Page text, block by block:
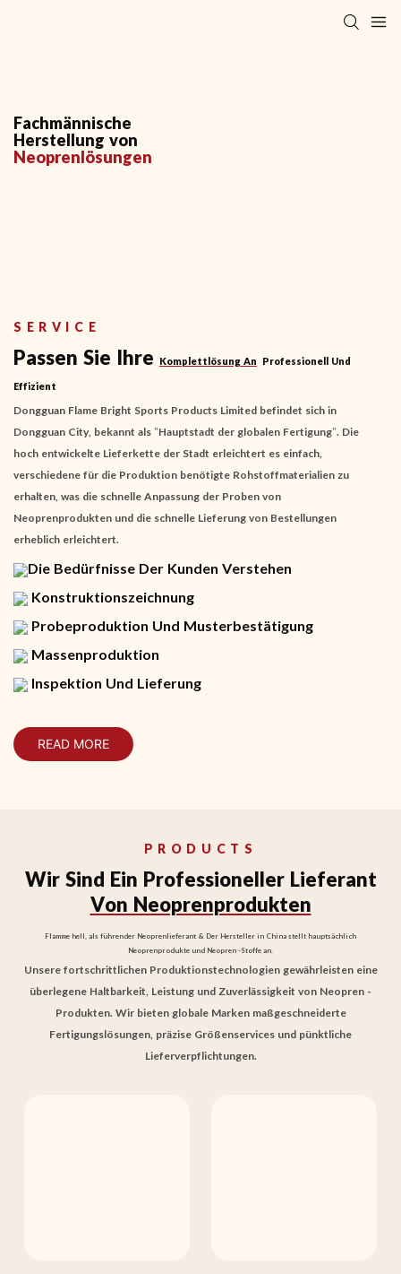
Fachmännische
Herstellung von
Neoprenlösungen
SERVICE
Passen Sie Ihre Komplettlösung An Professionell Und
Effizient
Dongguan Flame Bright Sports Products Limited befindet sich in
Dongguan City, bekannt als "Hauptstadt der globalen Fertigung". Die
hoch entwickelte Lieferkette der Stadt erleichtert es einfach,
verschiedene für die Produktion benötigte Rohstoffmaterialien zu
erhalten, was die schnelle Anpassung der Proben von
Neoprenprodukten und die schnelle Lieferung von Bestellungen
erheblich erleichtert.
Die Bedürfnisse Der Kunden Verstehen
Konstruktionszeichnung
Probeproduktion Und Musterbestätigung
Massenproduktion
Inspektion Und Lieferung
READ MORE
PRODUCTS
Wir Sind Ein Professioneller Lieferant
Von Neoprenprodukten
Flamme hell, als führender Neoprenlieferant & Der Hersteller in China stellt hauptsächlich
Neoprenprodukte und Neopren -Stoffe an.
Unsere fortschrittlichen Produktionstechnologien gewährleisten eine
überlegene Haltbarkeit, Leistung und Zuverlässigkeit von Neopren -
Produkten. Wir bieten globale Marken maßgeschneiderte
Fertigungslösungen, präzise Größenservices und pünktliche
Lieferverpflichtungen.